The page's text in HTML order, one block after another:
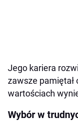
Jego kariera
zawsze pamiętał
wartościach
Wybór w